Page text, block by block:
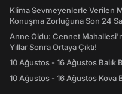
Klima Sevmeyenlerle Verilen
Konuşma Zorluğuna Son 24
Anne Oldu: Cennet
Yıllar Sonra Ortaya Çıktı!
10 Ağustos - 16 Ağustos Balık
10 Ağustos - 16 Ağustos Kova